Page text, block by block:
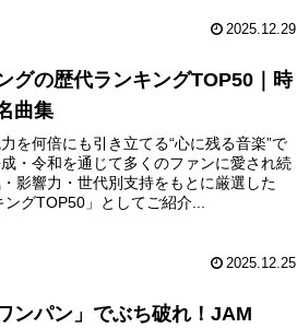
2025.12.29
グの歴代ランキングTOP50｜時
曲集
を何倍にも引き立てる“心に残る音楽”で
・令和を通じて多くのファンに愛され続
影響力・世代別支持をもとに厳選した
ングTOP50」としてご紹介...
2025.12.25
ンパン」でぶち破れ！JAM